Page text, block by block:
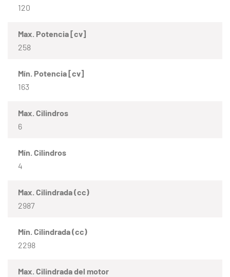
120
Max. Potencia [cv]
258
Mín. Potencia [cv]
163
Max. Cilindros
6
Mín. Cilindros
4
Max. Cilindrada (cc)
2987
Mín. Cilindrada (cc)
2298
Max. Cilindrada del motor